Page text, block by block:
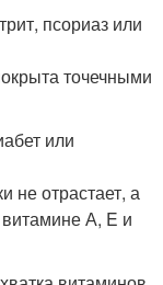
псориаз или
точечными
или
не отрастает, а
А, E и